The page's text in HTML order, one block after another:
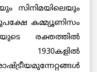
സിനിമയിലെയും
കമ്മ്യൂണിസം
രക്തത്തില്‍